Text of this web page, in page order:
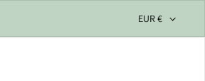
EUR €